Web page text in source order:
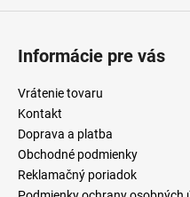
Informácie pre vás
Vrátenie tovaru
Kontakt
Doprava a platba
Obchodné podmienky
Reklamačný poriadok